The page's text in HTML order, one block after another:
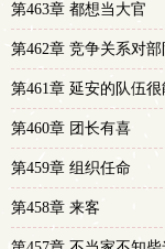
第463章 都想当大官
第462章 竞争关系对
第461章 延安的队伍
第460章 团长有喜
第459章 组织任命
第458章 来客